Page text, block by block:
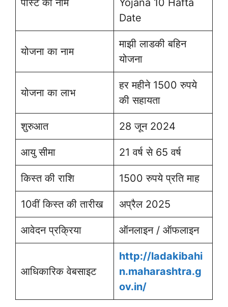
पोस्ट का नाम
Yojana 10 Hafta
Date
योजना का नाम
माझी लाडकी बहिन
योजना
योजना का लाभ
हर महीने 1500 रुपये
की सहायता
शुरुआत 28 जून 2024
आयु सीमा 21 वर्ष से 65 वर्ष
किस्त की राशि 1500 रुपये प्रति माह
10वीं किस्त की तारीख अप्रैल 2025
आवेदन प्रक्रिया ऑनलाइन / ऑफलाइन
आधिकारिक वेबसाइट
http://ladakibahi
n.maharashtra.g
ov.in/